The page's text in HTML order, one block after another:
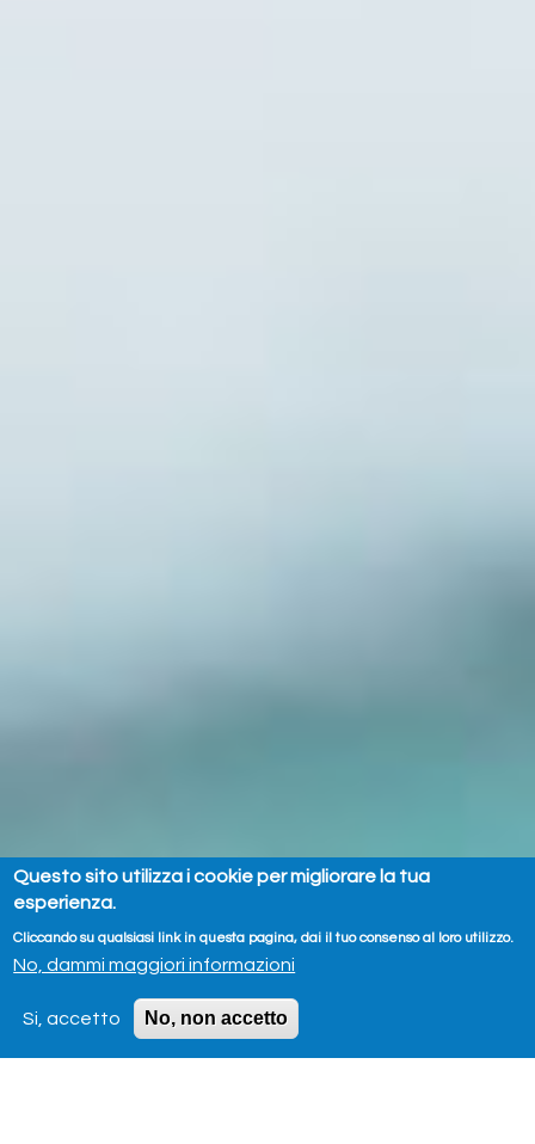
Questo sito utilizza i cookie per migliorare la tua
esperienza.
Cliccando su qualsiasi link in questa pagina, dai il tuo consenso al loro utilizzo.
No, dammi maggiori informazioni
Si, accetto No, non accetto